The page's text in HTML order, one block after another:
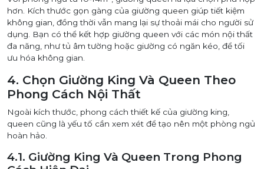
hơn. Kích thước gọn gàng của giường queen giúp tiết kiệm
không gian, đồng thời vẫn mang lại sự thoải mái cho người sử
dụng. Bạn có thể kết hợp giường queen với các món nội thất
đa năng, như tủ âm tường hoặc giường có ngăn kéo, để tối
ưu hóa không gian.
4. Chọn Giường King Và Queen Theo
Phong Cách Nội Thất
Ngoài kích thước, phong cách thiết kế của giường king,
queen cũng là yếu tố cần xem xét để tạo nên một phòng ngủ
hoàn hảo.
4.1. Giường King Và Queen Trong Phong